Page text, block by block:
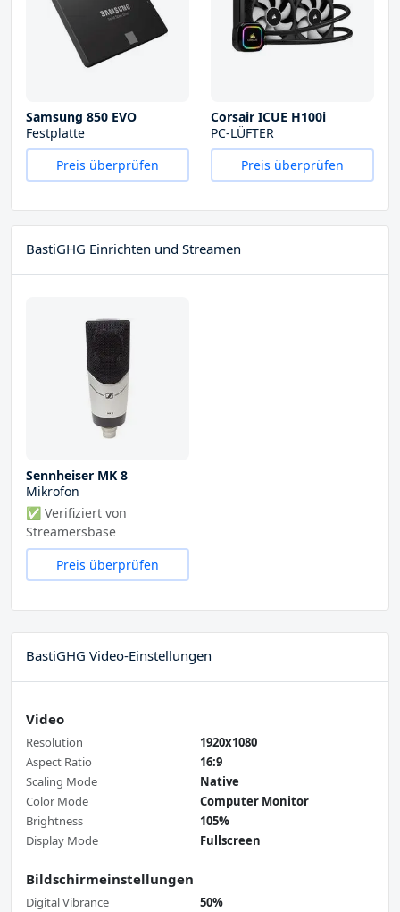
Samsung 850 EVO
Festplatte
Preis überprüfen
Corsair ICUE H100i
PC-LÜFTER
Preis überprüfen
BastiGHG Einrichten und Streamen
Sennheiser MK 8
Mikrofon
✅ Verifiziert von
Streamersbase
Preis überprüfen
BastiGHG Video-Einstellungen
Video
Resolution
1920x1080
Aspect Ratio
16:9
Scaling Mode
Native
Color Mode
Computer Monitor
Brightness
105%
Display Mode
Fullscreen
Bildschirmeinstellungen
Digital Vibrance
50%